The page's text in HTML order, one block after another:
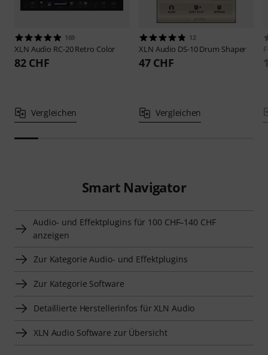
169
XLN Audio RC-20 Retro Color
82 CHF
Vergleichen
12
XLN Audio DS-10 Drum Shaper
47 CHF
Vergleichen
Smart Navigator
Audio- und Effektplugins für 100 CHF–140 CHF
anzeigen
Zur Kategorie Audio- und Effektplugins
Zur Kategorie Software
Detaillierte Herstellerinfos für XLN Audio
XLN Audio Software zur Übersicht